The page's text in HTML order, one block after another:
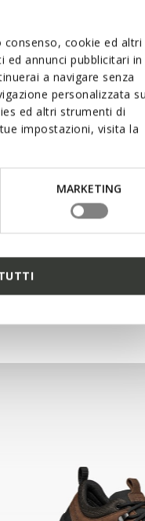
cookie ed altri
annunci pubblicitari in
a navigare senza
personalizzata
ed altri strumenti di
impostazioni, visita la
MARKETING
avec une
et amorti optimal.
est distribuée de
particulièrement